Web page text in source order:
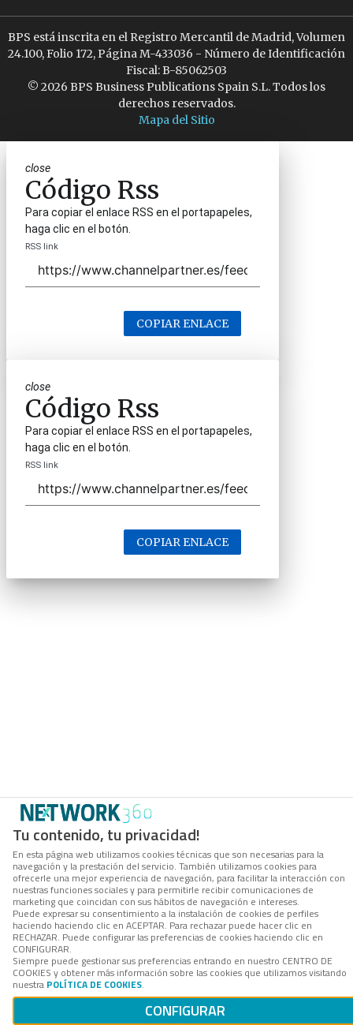
Tu contenido, tu privacidad!
En esta página web utilizamos cookies técnicas que son necesarias para la
navegación y la prestación del servicio. También utilizamos cookies para
ofrecerle una mejor experiencia de navegación, para facilitar la interacción con
nuestras funciones sociales y para permitirle recibir comunicaciones de
marketing que coincidan con sus hábitos de navegación e intereses.
Puede expresar su consentimiento a la instalación de cookies de perfiles
haciendo haciendo clic en ACEPTAR. Para rechazar puede hacer clic en
RECHAZAR. Puede configurar las preferencias de cookies haciendo clic en
CONFIGURAR.
Siempre puede gestionar sus preferencias entrando en nuestro CENTRO DE
COOKIES y obtener más información sobre las cookies que utilizamos visitando
nuestra POLÍTICA DE COOKIES.
CONFIGURAR
BPS está inscrita en el Registro Mercantil de Madrid, Volumen
24.100, Folio 172, Página M-433036 - Número de Identificación
Fiscal: B-85062503
© 2026 BPS Business Publications Spain S.L. Todos los
derechos reservados.
Mapa del Sitio
close
Código Rss
Para copiar el enlace RSS en el portapapeles,
haga clic en el botón.
RSS link
COPIAR ENLACE
close
Código Rss
Para copiar el enlace RSS en el portapapeles,
haga clic en el botón.
RSS link
COPIAR ENLACE